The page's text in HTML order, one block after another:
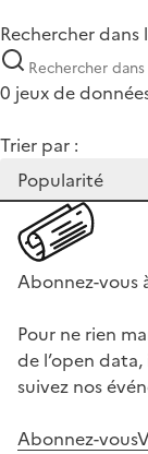
Rechercher
0 jeux de
Trier par :
Abonnez-
Pour ne rien
de l’open
suivez nos
Abonnez-vous